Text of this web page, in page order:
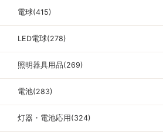
電球(415)
LED電球(278)
照明器具用品(269)
電池(283)
灯器・電池応用(324)